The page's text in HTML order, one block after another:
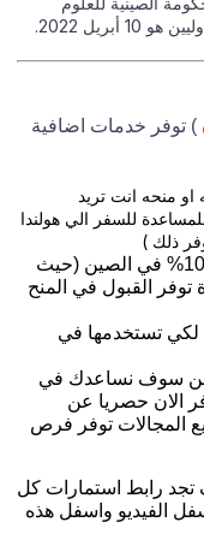
والتكنولوجيا في شرق الصين 2022 للطلاب الدوليين هو 10 أبريل 2022.
خدمات اضافية
انت تريد
100% في للمساعدة للسفر الي هولندا
ذلك )
نوفر منح دراسية مضمونة القبول 100% في الصين (حيث
القبول في المنح
تستخدمها في
سوف نساعدك في
حصريا عن
جميع المجالات توفر فرص
رابط استمارات كل
واسفل هذه